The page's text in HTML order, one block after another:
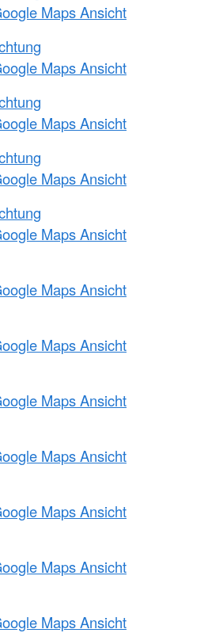
Maps Ansicht
Maps Ansicht
Maps Ansicht
Maps Ansicht
Maps Ansicht
Maps Ansicht
Maps Ansicht
Maps Ansicht
Maps Ansicht
Maps Ansicht
Maps Ansicht
Maps Ansicht